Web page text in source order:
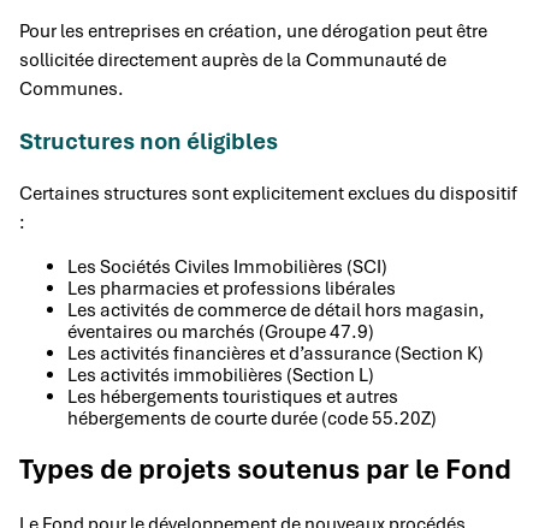
Pour les entreprises en création, une dérogation peut être
sollicitée directement auprès de la Communauté de
Communes.
Structures non éligibles
Certaines structures sont explicitement exclues du dispositif
:
Les Sociétés Civiles Immobilières (SCI)
Les pharmacies et professions libérales
Les activités de commerce de détail hors magasin,
éventaires ou marchés (Groupe 47.9)
Les activités financières et d’assurance (Section K)
Les activités immobilières (Section L)
Les hébergements touristiques et autres
hébergements de courte durée (code 55.20Z)
Types de projets soutenus par le Fond